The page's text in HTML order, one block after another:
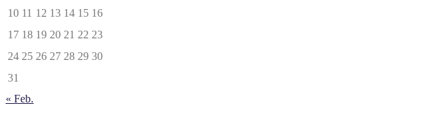
10 11 12 13 14 15 16
17 18 19 20 21 22 23
24 25 26 27 28 29 30
31
« Feb.